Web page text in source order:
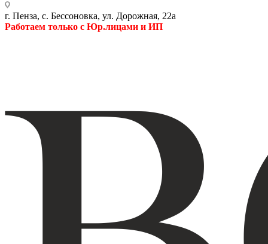
г. Пенза, с. Бессоновка, ул. Дорожная, 22а
Работаем только с Юр.лицами и ИП